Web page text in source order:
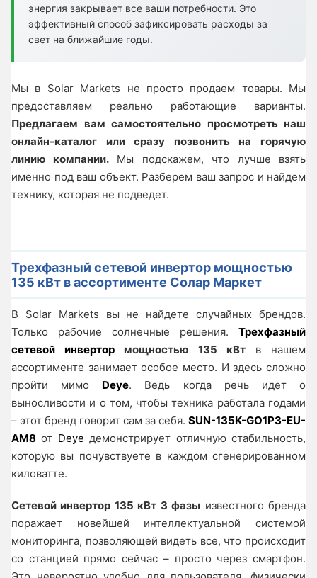
энергия закрывает все ваши потребности. Это
эффективный способ зафиксировать расходы за
свет на ближайшие годы.
Мы в Solar Markets не просто продаем товары. Мы
предоставляем реально работающие варианты.
Предлагаем вам самостоятельно просмотреть наш
онлайн-каталог или сразу позвонить на горячую
линию компании.Мы подскажем, что лучше взять
именно под ваш объект. Разберем ваш запрос и найдем
технику, которая не подведет.
Трехфазный сетевой инвертор мощностью
135 кВт в ассортименте Солар Маркет
В Solar Markets вы не найдете случайных брендов.
Только рабочие солнечные решения. Трехфазный
сетевой инвертор мощностью 135 кВтв нашем
ассортименте занимает особое место. И здесь сложно
пройти мимо Deye. Ведь когда речь идет о
выносливости и о том, чтобы техника работала годами
– этот бренд говорит сам за себя. SUN-135K-GO1P3-EU-
AM8 от Deye демонстрирует отличную стабильность,
которую вы почувствуете в каждом сгенерированном
киловатте.
Сетевой инвертор 135 кВт 3 фазы известного бренда
поражает новейшей интеллектуальной системой
мониторинга, позволяющей видеть все, что происходит
со станцией прямо сейчас – просто через смартфон.